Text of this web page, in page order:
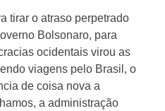
tirar o atraso perpetrado
Bolsonaro, para
ocidentais virou as
viagens pelo Brasil, o
de coisa nova a
a administração